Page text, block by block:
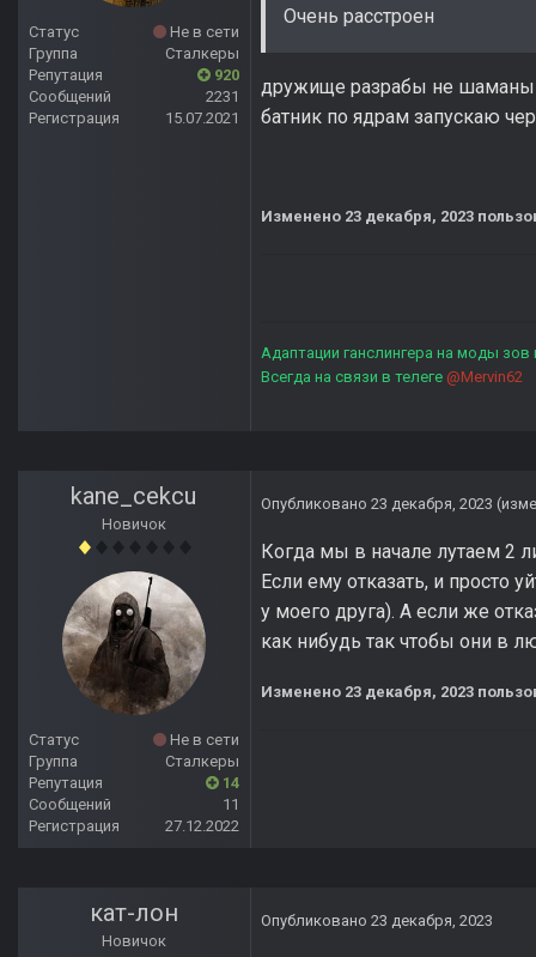
Статус
Не в сети
Группа
Сталкеры
Репутация
920
Сообщений
2231
Регистрация
15.07.2021
Очень расстроен
дружище разрабы не шаманы
батник по ядрам запускаю
Изменено 23 декабря, 2023
Адаптации ганслингера на моды зов
Всегда на связи в телеге @Mervin62
kane_cekcu
Новичок
Статус
Не в сети
Группа
Сталкеры
Репутация
14
Сообщений
11
Регистрация
27.12.2022
Опубликовано 23 декабря, 2023
Когда мы в начале лутаем 2
Если ему отказать, и просто
у моего друга). А если же
как нибудь так чтобы они в
Изменено 23 декабря, 2023
кат-лон
Новичок
Опубликовано 23 декабря, 2023